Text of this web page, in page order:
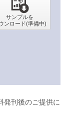
発刊後のご提供に